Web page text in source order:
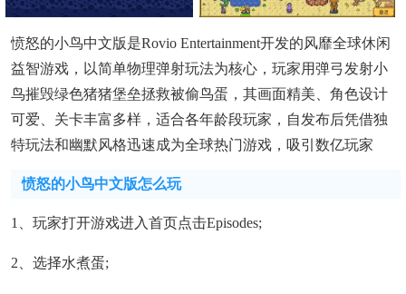
愤怒的小鸟中文版是Rovio Entertainment开发的风靡全球休闲
益智游戏，以简单物理弹射玩法为核心，玩家用弹弓发射小
鸟摧毁绿色猪猪堡垒拯救被偷鸟蛋，其画面精美、角色设计
可爱、关卡丰富多样，适合各年龄段玩家，自发布后凭借独
特玩法和幽默风格迅速成为全球热门游戏，吸引数亿玩家
愤怒的小鸟中文版怎么玩
1、玩家打开游戏进入首页点击episodes;
2、选择水煮蛋;